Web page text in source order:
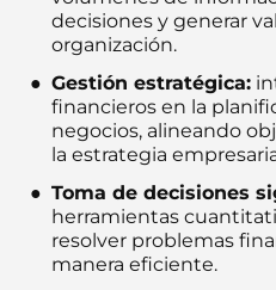
decisiones y generar
organización.
Gestión estratégica:
financieros en la
negocios, alineando
la estrategia
Toma de decisiones
herramientas
resolver problemas
manera eficiente.